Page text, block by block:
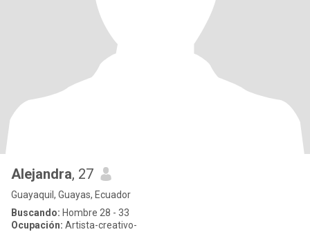
Alejandra, 27
Guayaquil, Guayas, Ecuador
Buscando: Hombre 28 - 33
Ocupación: Artista-creativo-